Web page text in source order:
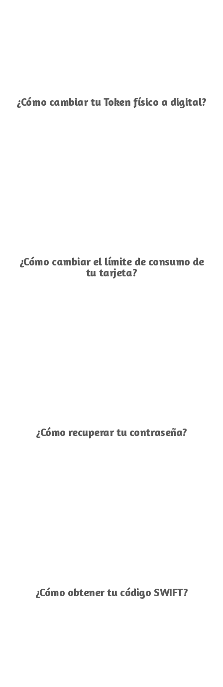
¿Cómo cambiar tu Token físico a digital?
¿Cómo cambiar el límite de consumo de
tu tarjeta?
¿Cómo recuperar tu contraseña?
¿Cómo obtener tu código SWIFT?